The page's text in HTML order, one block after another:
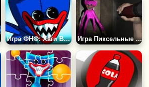
Игра ФНФ: Хаги Ваги Игра Пиксельные Ночи с Хаги Ваги